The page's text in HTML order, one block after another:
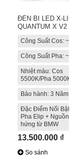
ĐÈN BI LED X-
QUANTUM X V2
Công Suất Cos:
Công Suất Pha:
Nhiệt màu: Cos
5500K/Pha 5000K
Bảo hành: 3 Năm
Đặc Điểm Nổi Bật:
Pha Elip + Nguồn
hứng từ BMW
13.500.000 ₫
So sánh